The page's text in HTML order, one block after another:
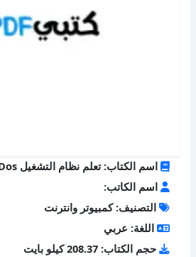
اسم الكتاب: تعلم نظام التشغيل Dos
اسم الكاتب:
التصنيف: كمبيوتر وانترنت
اللغة: عربي
حجم الكتاب: 208.37 كيلو بايت